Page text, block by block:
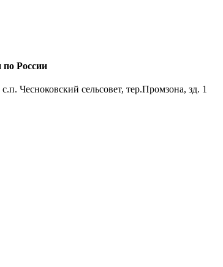
России
Чесноковский сельсовет, тер.Промзона, зд. 1